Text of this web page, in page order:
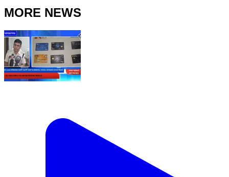
MORE NEWS